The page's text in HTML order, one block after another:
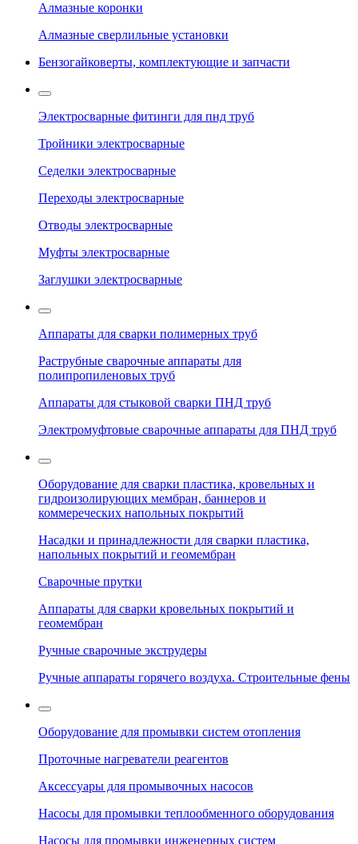
Алмазные коронки
Алмазные сверлильные установки
Бензогайковерты, комплектующие и запчасти
Электросварные фитинги для пнд труб
Тройники электросварные
Седелки электросварные
Переходы электросварные
Отводы электросварные
Муфты электросварные
Заглушки электросварные
Аппараты для сварки полимерных труб
Раструбные сварочные аппараты для
полипропиленовых труб
Аппараты для стыковой сварки ПНД труб
Электромуфтовые сварочные аппараты для ПНД труб
Оборудование для сварки пластика, кровельных и
гидроизолирующих мембран, баннеров и
коммереческих напольных покрытий
Насадки и принадлежности для сварки пластика,
напольных покрытий и геомембран
Сварочные прутки
Аппараты для сварки кровельных покрытий и
геомембран
Ручные сварочные экструдеры
Ручные аппараты горячего воздуха. Строительные фены
Оборудование для промывки систем отопления
Проточные нагреватели реагентов
Аксессуары для промывочных насосов
Насосы для промывки теплообменного оборудования
Насосы для промывки инженерных систем